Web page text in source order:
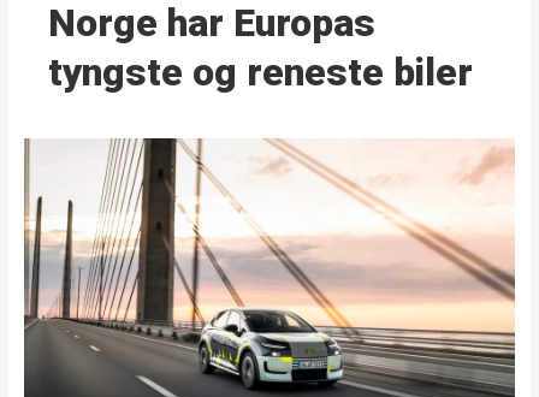
Norge har Europas
tyngste og reneste biler